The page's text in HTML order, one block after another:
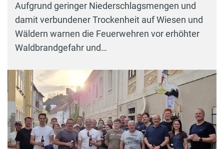
Aufgrund geringer Niederschlagsmengen und
damit verbundener Trockenheit auf Wiesen und
Wäldern warnen die Feuerwehren vor erhöhter
Waldbrandgefahr und…